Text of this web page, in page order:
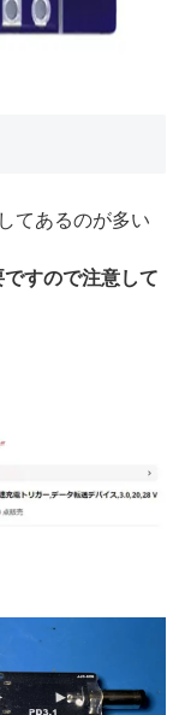
てあるのが多い
すので注意して